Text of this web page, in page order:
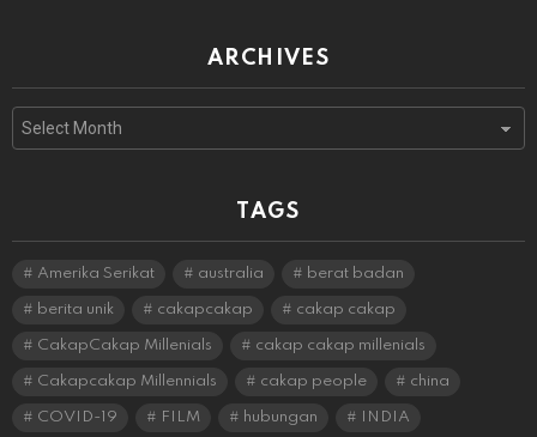
ARCHIVES
Archives
TAGS
Amerika Serikat australia berat badan
berita unik cakapcakap cakap cakap
CakapCakap Millenials cakap cakap millenials
Cakapcakap Millennials cakap people china
COVID-19 FILM hubungan INDIA